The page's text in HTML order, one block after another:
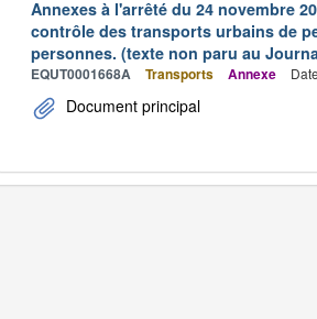
Annexes à l'arrêté du 24 novembre
contrôle des transports urbains de
personnes. (texte non paru au
EQUT0001668A Transports Annexe
Document principal